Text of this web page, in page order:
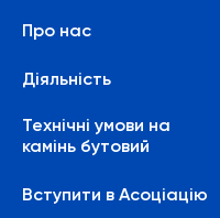
Про нас
Діяльність
Технічні умови на
камінь бутовий
Вступити в Асоціацію